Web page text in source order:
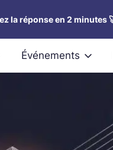
la réponse en 2 minutes
Événements